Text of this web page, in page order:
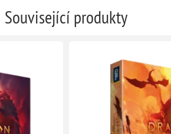
Související produkty